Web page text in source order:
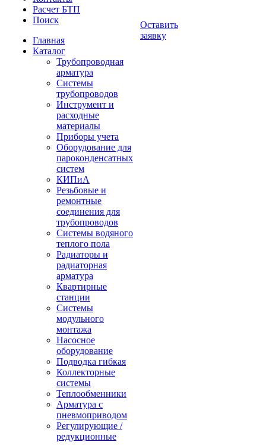
Расчет БТП
Поиск
Главная
Каталог
Трубопроводная
арматура
Системы
трубопроводов
Инструмент и
расходные
материалы
Приборы учета
Оборудование для
пароконденсатных
систем
КИПиА
Резьбовые и
ремонтные
соединения для
трубопроводов
Системы водяного
теплого пола
Радиаторы и
радиаторная
арматура
Квартирные
станции
Системы
модульного
монтажа
Насосное
оборудование
Подводка гибкая
Коллекторные
системы
Теплообменники
Арматура с
пневмоприводом
Регулирующие /
редукционные
Оставить
заявку